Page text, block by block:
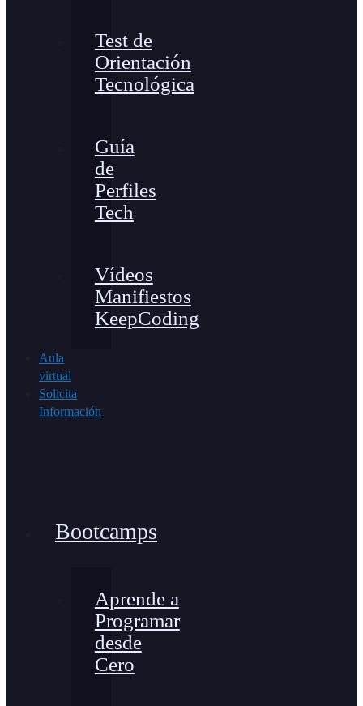
Test de
Orientación
Tecnológica
Guía
de
Perfiles
Tech
Vídeos
Manifiestos
KeepCoding
Aula
virtual
Solicita
Información
Bootcamps
Aprende a
Programar
desde
Cero